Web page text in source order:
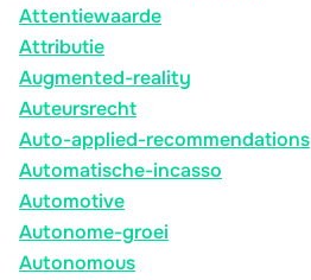
Attentiewaarde
Attributie
Augmented-reality
Auteursrecht
Auto-applied-recommendations
Automatische-incasso
Automotive
Autonome-groei
Autonomous